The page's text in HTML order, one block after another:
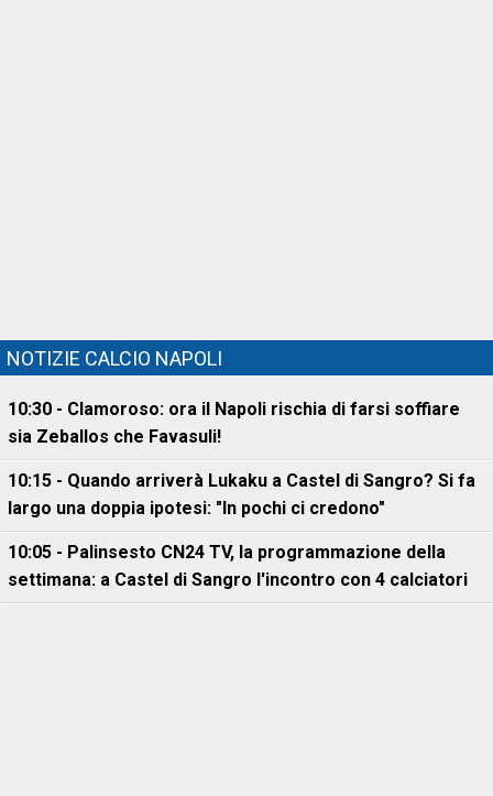
NOTIZIE CALCIO NAPOLI
10:30 - Clamoroso: ora il Napoli rischia di farsi soffiare
sia Zeballos che Favasuli!
10:15 - Quando arriverà Lukaku a Castel di Sangro? Si fa
largo una doppia ipotesi: "In pochi ci credono"
10:05 - Palinsesto CN24 TV, la programmazione della
settimana: a Castel di Sangro l'incontro con 4 calciatori